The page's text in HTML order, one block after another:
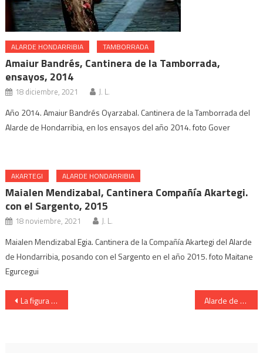
ALARDE HONDARRIBIA TAMBORRADA
Amaiur Bandrés, Cantinera de la Tamborrada,
ensayos, 2014
18 diciembre, 2021 J. L.
Año 2014. Amaiur Bandrés Oyarzabal. Cantinera de la Tamborrada del
Alarde de Hondarribia, en los ensayos del año 2014. foto Gover
AKARTEGI ALARDE HONDARRIBIA
Maialen Mendizabal, Cantinera Compañía Akartegi.
con el Sargento, 2015
18 noviembre, 2021 J. L.
Maialen Mendizabal Egia. Cantinera de la Compañía Akartegi del Alarde
de Hondarribia, posando con el Sargento en el año 2015. foto Maitane
Egurcegui
Navegación
La figura del Cabo Hacheros.de Hondarribia, José Joaquín Aguirre, 1904 Alarde de Hondarribia. La figura del Cabo de Hacheros.